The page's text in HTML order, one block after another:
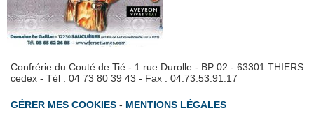
Confrérie du Couté de Tié - 1 rue Durolle - BP 02 - 63301 THIERS
cedex - Tél : 04 73 80 39 43 - Fax : 04.73.53.91.17
GÉRER MES COOKIES - MENTIONS LÉGALES